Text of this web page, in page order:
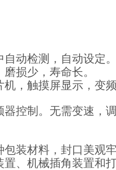
动检测，自动设定。
损少，寿命长。
，触摸屏显示，变
控制。无需变速，
装材料，封口美观
、机械插角装置和打